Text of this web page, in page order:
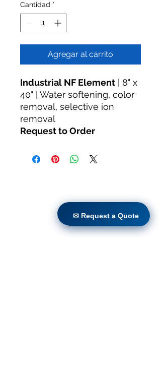
Cantidad *
Agregar al carrito
Industrial NF Element | 8" x
40" | Water softening, color
removal, selective ion
removal
Request to Order
productos
Adaptación directa
Tecnologías
✉ Request a Quote
✉ Request a Quote